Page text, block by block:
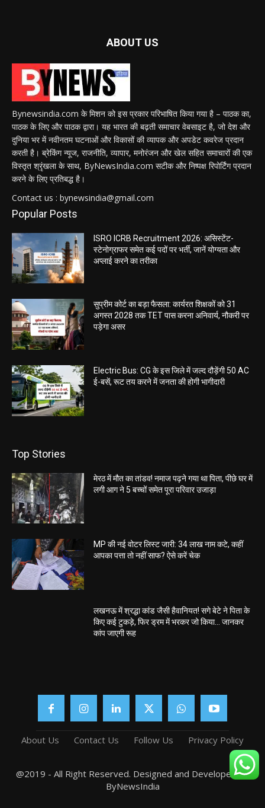
ABOUT US
Bynewsindia.com के मिशन को इस प्रकार परिभाषित किया गया है – पाठक का,
पाठक के लिए और पाठक द्वारा। यह भारत की बढ़ती समाचार वेबसाइट है, जो देश और
दुनिया भर में नवीनतम घटनाओं और विकासों की व्यापक और अपडेट कवरेज प्रदान
करती है। ब्रेकिंग न्यूज, राजनीति, व्यापार, मनोरंजन और खेल सहित समाचारों की एक
विस्तृत श्रृंखला के साथ, ByNewsIndia.com सटीक और निष्पक्ष रिपोर्टिंग प्रदान
करने के लिए प्रतिबद्ध है।
Contact us : bynewsindia@gmail.com
Popular Posts
ISRO ICRB Recruitment 2026: असिस्टेंट-
स्टेनोग्राफर समेत कई पदों पर भर्ती, जानें योग्यता और
अप्लाई करने का तरीका
सुप्रीम कोर्ट का बड़ा फैसला: कार्यरत शिक्षकों को 31
अगस्त 2028 तक TET पास करना अनिवार्य, नौकरी पर
पड़ेगा असर
Electric Bus: CG के इस जिले में जल्द दौड़ेंगी 50 AC
ई-बसें, रूट तय करने में जनता की होगी भागीदारी
Top Stories
मेरठ में मौत का तांडव! नमाज पढ़ने गया था पिता, पीछे घर में
लगी आग ने 5 बच्चों समेत पूरा परिवार उजाड़ा
MP की नई वोटर लिस्ट जारी: 34 लाख नाम कटे, कहीं
आपका पत्ता तो नहीं साफ? ऐसे करें चेक
लखनऊ में श्रद्धा कांड जैसी हैवानियत! सगे बेटे ने पिता के
किए कई टुकड़े, फिर ड्रम में भरकर जो किया… जानकर
कांप जाएगी रूह
About Us Contact Us Follow Us Privacy Policy
@2019 - All Right Reserved. Designed and Developed by
ByNewsIndia